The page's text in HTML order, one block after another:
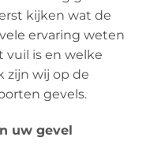
kijken wat de
ervaring weten
vuil is en welke
zijn wij op de
gevels.
uw gevel